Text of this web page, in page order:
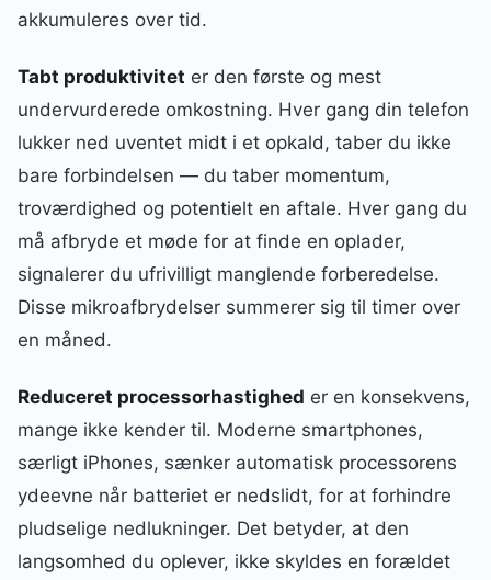
akkumuleres over tid.
Tabt produktivitet er den første og mest
undervurderede omkostning. Hver gang din telefon
lukker ned uventet midt i et opkald, taber du ikke
bare forbindelsen — du taber momentum,
troværdighed og potentielt en aftale. Hver gang du
må afbryde et møde for at finde en oplader,
signalerer du ufrivilligt manglende forberedelse.
Disse mikroafbrydelser summerer sig til timer over
en måned.
Reduceret processorhastighed er en konsekvens,
mange ikke kender til. Moderne smartphones,
særligt iPhones, sænker automatisk processorens
ydeevne når batteriet er nedslidt, for at forhindre
pludselige nedlukninger. Det betyder, at den
langsomhed du oplever, ikke skyldes en forældet